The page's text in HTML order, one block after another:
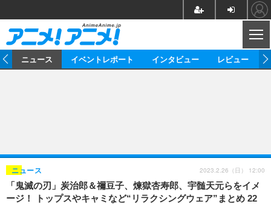
ゲーム グッズ
海外イベント ビジネス
俳優・タレント アーティスト
アニメ 実写
動画
ニュース イベントレポート インタビュー レビュー
「鬼滅の刃」炭治郎＆禰豆子、煉獄杏寿郎、宇髄天元らをイメ
ージ！ トップスやキャミなど“リラクシングウェア”まとめ 22
ニュース 2023.2.26（日） 12:00